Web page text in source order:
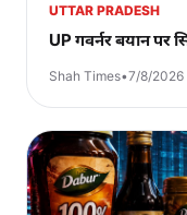
UTTAR PRADESH
UP गवर्नर बयान पर
Shah Times•7/8/2026